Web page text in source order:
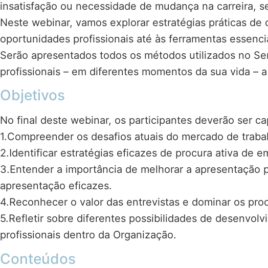
insatisfação ou necessidade de mudança na carreira,
Neste webinar, vamos explorar estratégias práticas
oportunidades profissionais até às ferramentas
Serão apresentados todos os métodos utilizados no
profissionais – em diferentes momentos da sua vida –
Objetivos
No final deste webinar, os participantes deverão ser
1.Compreender os desafios atuais do mercado de
2.Identificar estratégias eficazes de procura ativa de
3.Entender a importância de melhorar a
apresentação eficazes.
4.Reconhecer o valor das entrevistas e dominar os
5.Refletir sobre diferentes possibilidades de
profissionais dentro da Organização.
Conteúdos